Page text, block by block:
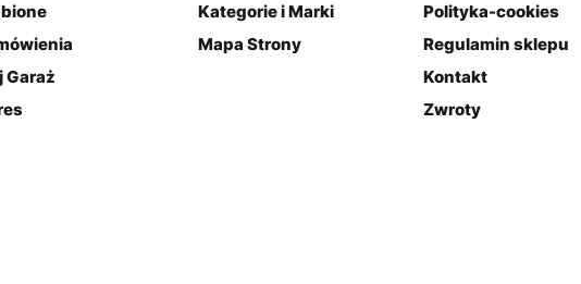
Garaż
Kategorie i Marki
Mapa Strony
Polityka-cookies
Regulamin sklepu
Kontakt
Zwroty